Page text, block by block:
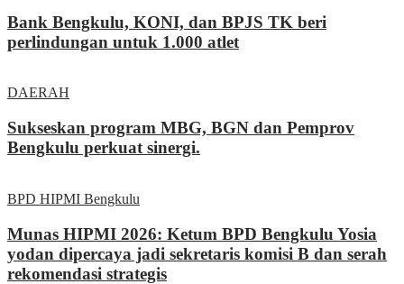
Bank Bengkulu, KONI, dan BPJS TK beri
perlindungan untuk 1.000 atlet
DAERAH
Sukseskan program MBG, BGN dan Pemprov
Bengkulu perkuat sinergi.
BPD HIPMI Bengkulu
Munas HIPMI 2026: Ketum BPD Bengkulu Yosia
yodan dipercaya jadi sekretaris komisi B dan serah
rekomendasi strategis